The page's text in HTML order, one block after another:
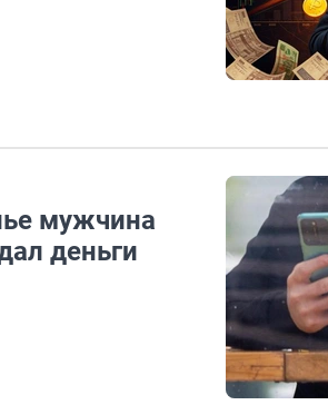
мужчина
деньги